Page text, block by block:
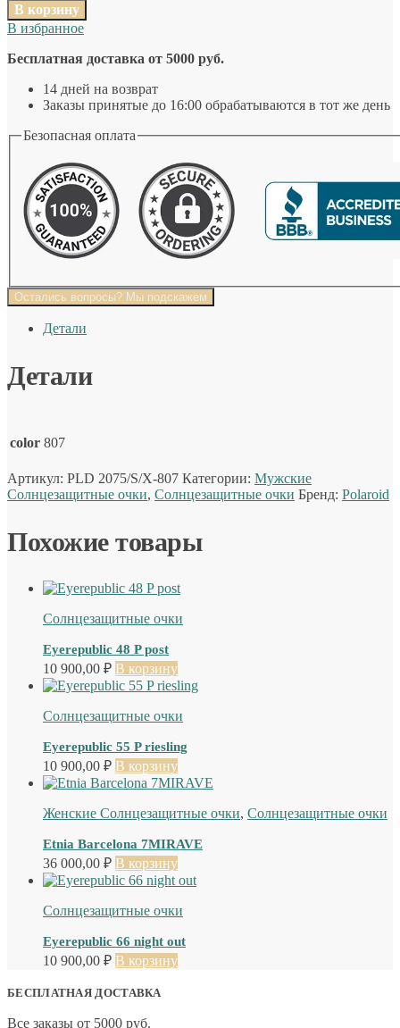
В корзину
В избранное
Бесплатная доставка от 5000 руб.
14 дней на возврат
Заказы принятые до 16:00 обрабатываются в тот же день
Безопасная оплата
Остались вопросы? Мы подскажем
Детали
Детали
color 807
Артикул: PLD 2075/S/X-807 Категории: Мужские
Солнцезащитные очки, Солнцезащитные очки Бренд: Polaroid
Похожие товары
Солнцезащитные очки
Eyerepublic 48 P post
10 900,00 ₽ В корзину
Солнцезащитные очки
Eyerepublic 55 P riesling
10 900,00 ₽ В корзину
Женские Солнцезащитные очки, Солнцезащитные очки
Etnia Barcelona 7MIRAVE
36 000,00 ₽ В корзину
Солнцезащитные очки
Eyerepublic 66 night out
10 900,00 ₽ В корзину
БЕСПЛАТНАЯ ДОСТАВКА
Все заказы от 5000 руб.